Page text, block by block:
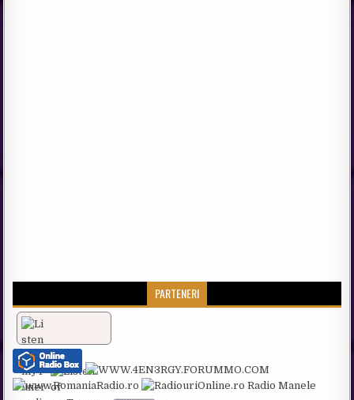
PARTENERI
Radio Manele